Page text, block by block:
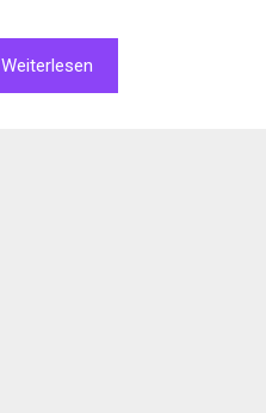
Weiterlesen